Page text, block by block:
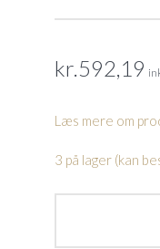
kr. 592,19
Læs mere om
3 på lager (kan